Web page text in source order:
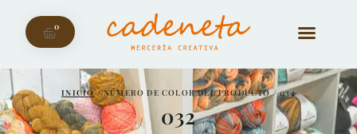
0
INICIO/ NÚMERO DE COLOR DEL PRODUCTO / 032
032